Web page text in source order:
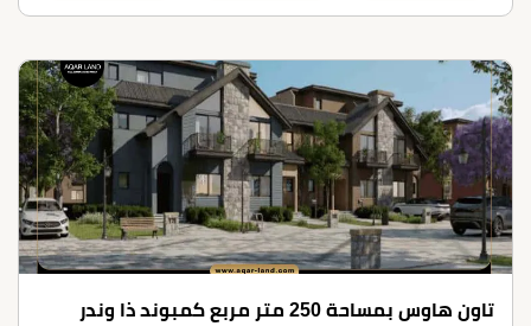
تاون هاوس بمساحة 250 متر مربع كمبوند ذا وندر